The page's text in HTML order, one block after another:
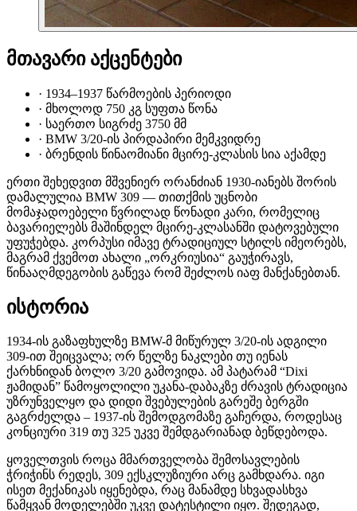
მთავარი აქცენტები
· 1934–1937 წარმოების პერიოდი
· მხოლოდ 750 კგ სუფთა წონა
· საერთო სიგრძე 3750 მმ
· BMW 3/20-ის პირდაპირი მემკვიდრე
· ბრენდის წინაომიანი მცირე-კლასის სია აქამდე
ერთი შეხედვით მშვენიერ ორანძიან 1930-იანებს შორის
დამალულია BMW 309 — თითქმის უცნობი
მომაჯადოებელი წვრილად წონადი კარი, რომელიც
ბავარიელებს მაშინდელ მცირე-კლასანში დატოვებული
უფუჭებდა. კორპუსი იმავე ტრადიციულ სტილს იმეორებს,
მაგრამ ქვემოთ ახალი „ორკრიუსია“ გაუჭირავს,
წინააღმდეგობის გაწევა რომ შეძლოს იაფ მანქანებთან.
ისტორია
1934-ის გაზაფხულზე BMW-მ მიწურულ 3/20-ის ადგილი
309-ით შეიცვალა; ორ წელზე ნაკლები თუ იენას
ქარხნიდან ბოლო 3/20 გამოვიდა. ამ პატარამ “Dixi
ჟამიდან” წამოყოლილი უკანა-დაბაკზე ძრავის ტრადიცია
უზრუნველყო და დიდი შვებულების გარეშე ბერგში
გაგრძელდა – 1937-ის შემოდგომაზე გაჩერდა, როდესაც
კონციური 319 თუ 325 უკვე შემდგარიანად ბეწდებოდა.
ყოველთვის როცა მმართველობა შემოსავლების
ჭრიჭინს რედეს, 309 ექსკლუზიური არც გამხდარა. იგი
ისეთ მექანიკას იყენებდა, რაც მანამდე სხვადასხვა
წამყვან მოდელებში უკვე დატესტილი იყო. შედეგად,